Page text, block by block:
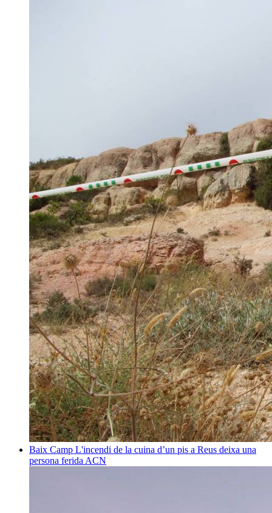
Baix Camp L'incendi de la cuina d’un pis a Reus deixa una
persona ferida ACN